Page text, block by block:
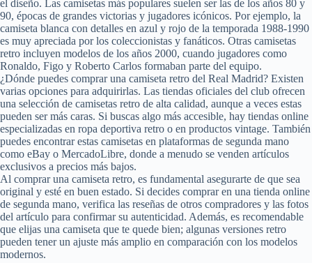
el diseño. Las camisetas más populares suelen ser las de los años 80 y
90, épocas de grandes victorias y jugadores icónicos. Por ejemplo, la
camiseta blanca con detalles en azul y rojo de la temporada 1988-1990
es muy apreciada por los coleccionistas y fanáticos. Otras camisetas
retro incluyen modelos de los años 2000, cuando jugadores como
Ronaldo, Figo y Roberto Carlos formaban parte del equipo.
¿Dónde puedes comprar una camiseta retro del Real Madrid? Existen
varias opciones para adquirirlas. Las tiendas oficiales del club ofrecen
una selección de camisetas retro de alta calidad, aunque a veces estas
pueden ser más caras. Si buscas algo más accesible, hay tiendas online
especializadas en ropa deportiva retro o en productos vintage. También
puedes encontrar estas camisetas en plataformas de segunda mano
como eBay o MercadoLibre, donde a menudo se venden artículos
exclusivos a precios más bajos.
Al comprar una camiseta retro, es fundamental asegurarte de que sea
original y esté en buen estado. Si decides comprar en una tienda online
de segunda mano, verifica las reseñas de otros compradores y las fotos
del artículo para confirmar su autenticidad. Además, es recomendable
que elijas una camiseta que te quede bien; algunas versiones retro
pueden tener un ajuste más amplio en comparación con los modelos
modernos.